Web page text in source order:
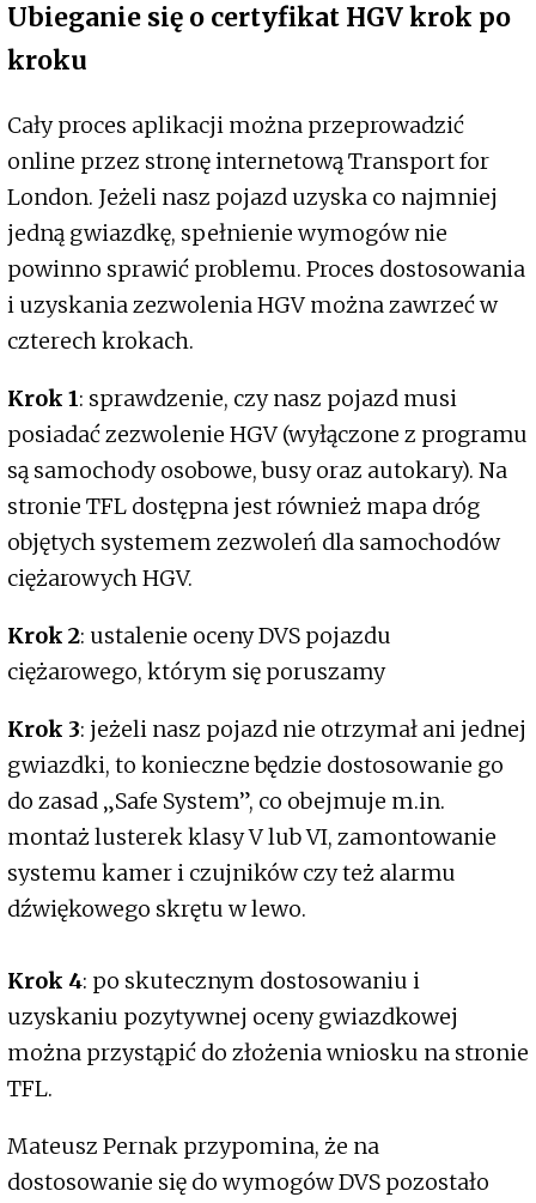
Ubieganie się o certyfikat HGV krok po
kroku
Cały proces aplikacji można przeprowadzić
online przez stronę internetową Transport for
London. Jeżeli nasz pojazd uzyska co najmniej
jedną gwiazdkę, spełnienie wymogów nie
powinno sprawić problemu. Proces dostosowania
i uzyskania zezwolenia HGV można zawrzeć w
czterech krokach.
Krok 1: sprawdzenie, czy nasz pojazd musi
posiadać zezwolenie HGV (wyłączone z programu
są samochody osobowe, busy oraz autokary). Na
stronie TFL dostępna jest również mapa dróg
objętych systemem zezwoleń dla samochodów
ciężarowych HGV.
Krok 2: ustalenie oceny DVS pojazdu
ciężarowego, którym się poruszamy
Krok 3: jeżeli nasz pojazd nie otrzymał ani jednej
gwiazdki, to konieczne będzie dostosowanie go
do zasad „Safe System”, co obejmuje m.in.
montaż lusterek klasy V lub VI, zamontowanie
systemu kamer i czujników czy też alarmu
dźwiękowego skrętu w lewo.
Krok 4: po skutecznym dostosowaniu i
uzyskaniu pozytywnej oceny gwiazdkowej
można przystąpić do złożenia wniosku na stronie
TFL.
Mateusz Pernak przypomina, że na
dostosowanie się do wymogów DVS pozostało